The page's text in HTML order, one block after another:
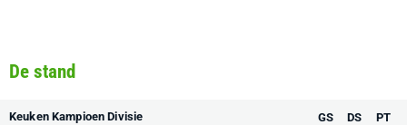
De stand
Keuken Kampioen Divisie GS DS PT